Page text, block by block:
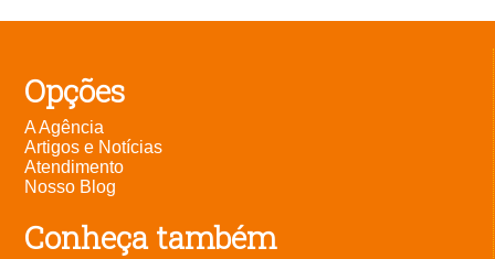
Opções
A Agência
Artigos e Notícias
Atendimento
Nosso Blog
Conheça também